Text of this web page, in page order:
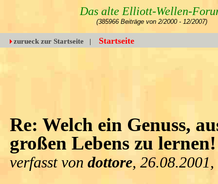
Das alte Elliott-Wellen-
(385966 Beiträge von 2/2000 - 12/2007)
zurueck zur Startseite | Startseite
Re: Welch ein Genuss,
großen Lebens zu
verfasst von dottore,